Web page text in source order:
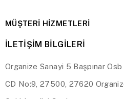
MÜŞTERİ HİZMETLERİ
İLETİŞİM BİLGİLERİ
Organize Sanayi 5 Başpınar
CD No:9, 27500, 27620